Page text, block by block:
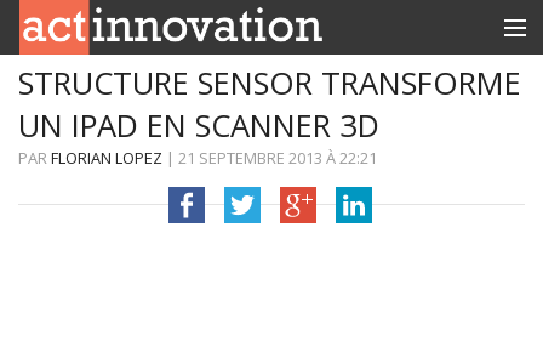
RUBRIQUES
INNOBOX
STRUCTURE SENSOR TRANSFORME
UN IPAD EN SCANNER 3D
PARFLORIAN LOPEZ | 21 SEPTEMBRE 2013 À22:21